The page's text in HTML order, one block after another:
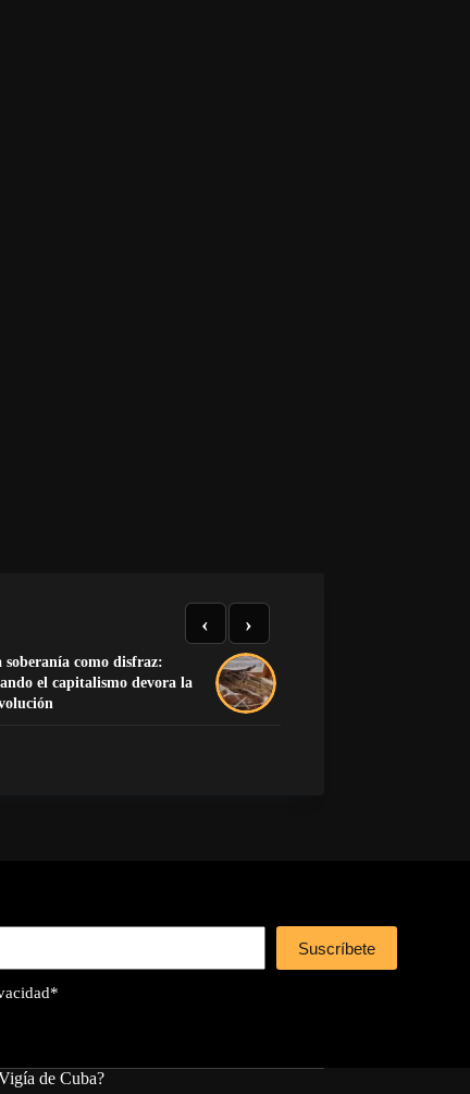
soberanía como disfraz:
el capitalismo devora la
La mano que no encendió
‹ ›
Suscríbete
*
de Cuba?